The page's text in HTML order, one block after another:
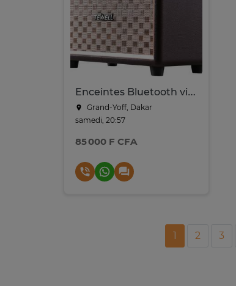
Enceintes Bluetooth vintage
Grand-Yoff, Dakar
samedi, 20:57
85 000 F CFA
1 2 3